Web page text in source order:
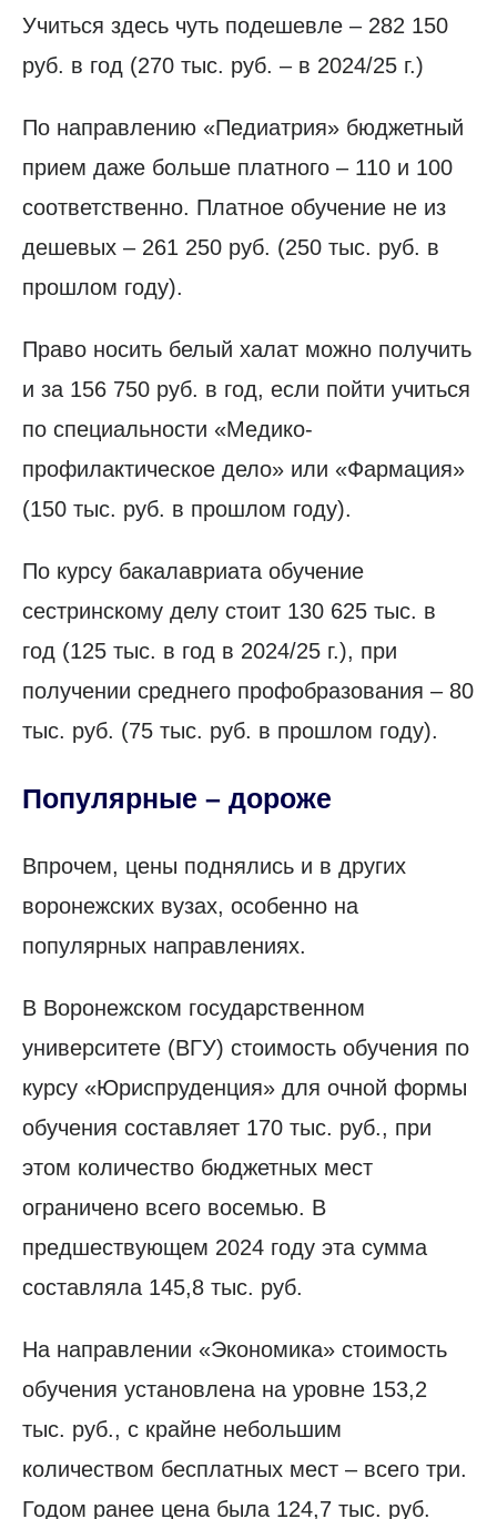
Учиться здесь чуть подешевле – 282 150
руб. в год (270 тыс. руб. – в 2024/25 г.)
По направлению «Педиатрия» бюджетный
прием даже больше платного – 110 и 100
соответственно. Платное обучение не из
дешевых – 261 250 руб. (250 тыс. руб. в
прошлом году).
Право носить белый халат можно получить
и за 156 750 руб. в год, если пойти учиться
по специальности «Медико-
профилактическое дело» или «Фармация»
(150 тыс. руб. в прошлом году).
По курсу бакалавриата обучение
сестринскому делу стоит 130 625 тыс. в
год (125 тыс. в год в 2024/25 г.), при
получении среднего профобразования – 80
тыс. руб. (75 тыс. руб. в прошлом году).
Популярные – дороже
Впрочем, цены поднялись и в других
воронежских вузах, особенно на
популярных направлениях.
В Воронежском государственном
университете (ВГУ) стоимость обучения по
курсу «Юриспруденция» для очной формы
обучения составляет 170 тыс. руб., при
этом количество бюджетных мест
ограничено всего восемью. В
предшествующем 2024 году эта сумма
составляла 145,8 тыс. руб.
На направлении «Экономика» стоимость
обучения установлена на уровне 153,2
тыс. руб., с крайне небольшим
количеством бесплатных мест – всего три.
Годом ранее цена была 124,7 тыс. руб.